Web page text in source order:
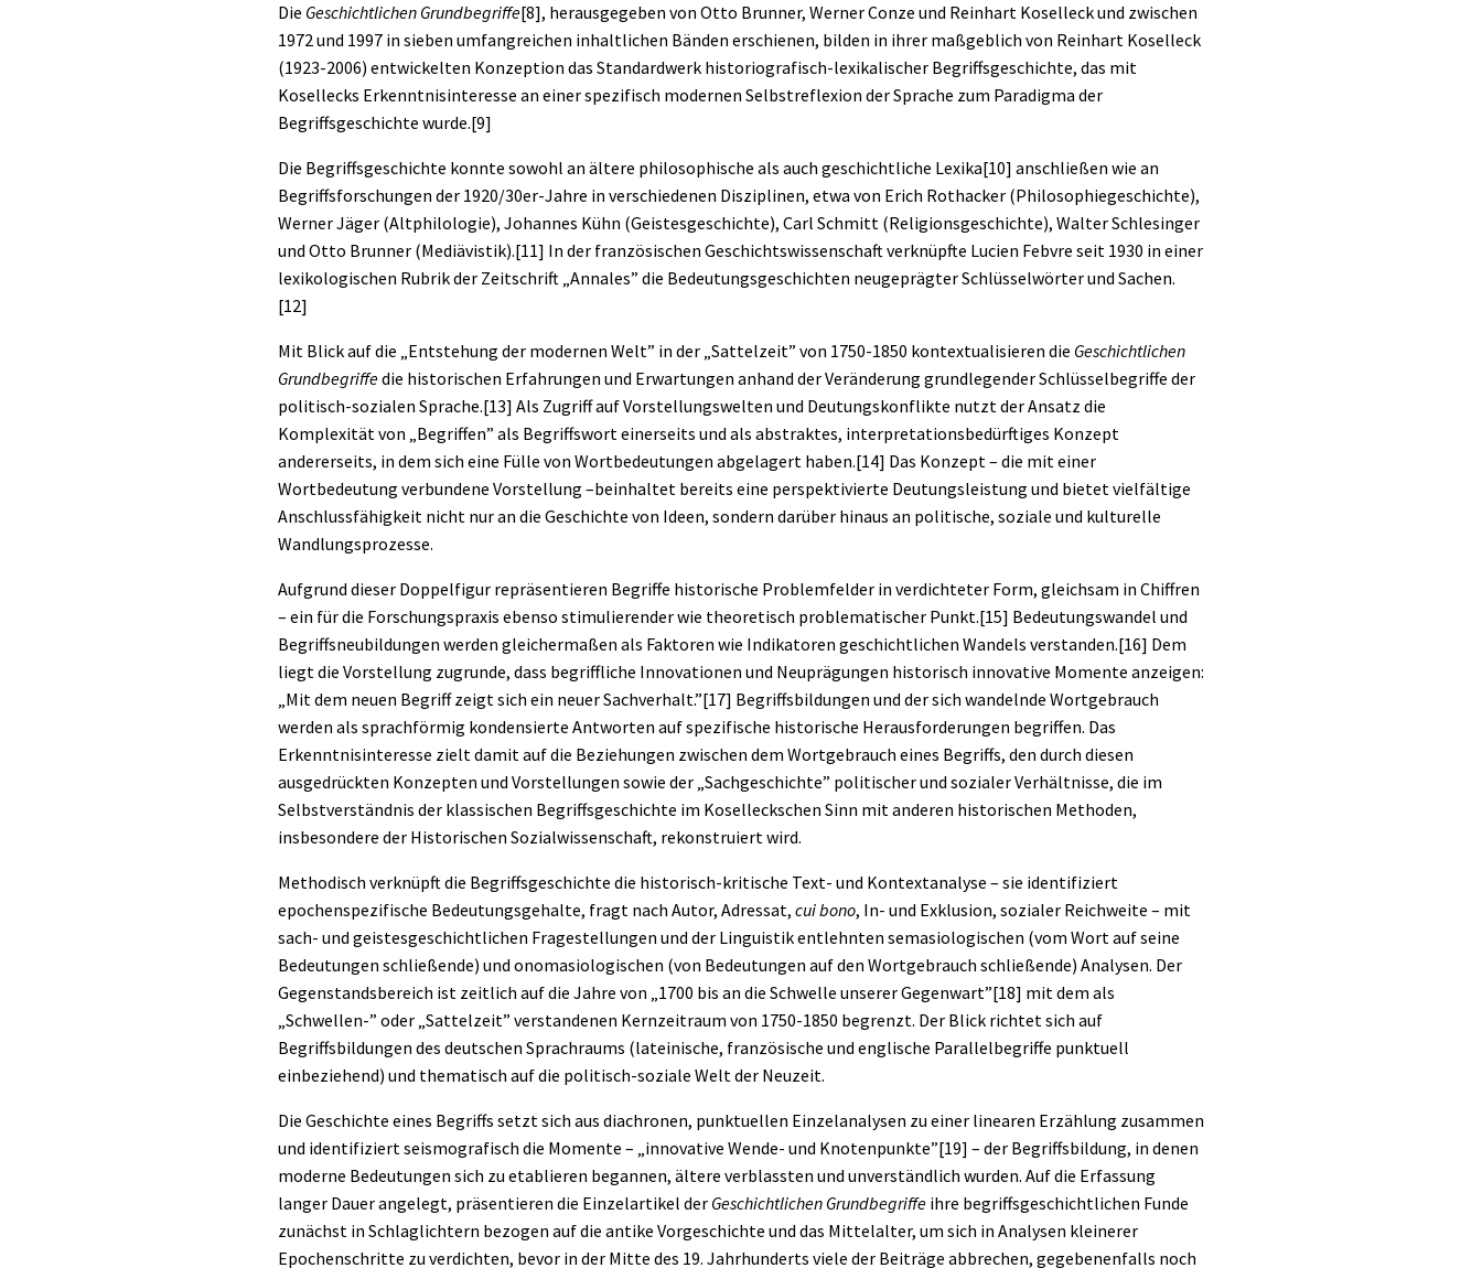
Die Geschichtlichen Grundbegriffe[8], herausgegeben von Otto Brunner, Werner Conze und Reinhart Koselleck und zwischen
1972 und 1997 in sieben umfangreichen inhaltlichen Bänden erschienen, bilden in ihrer maßgeblich von Reinhart Koselleck
(1923-2006) entwickelten Konzeption das Standardwerk historiografisch-lexikalischer Begriffsgeschichte, das mit
Kosellecks Erkenntnisinteresse an einer spezifisch modernen Selbstreflexion der Sprache zum Paradigma der
Begriffsgeschichte wurde.[9]
Die Begriffsgeschichte konnte sowohl an ältere philosophische als auch geschichtliche Lexika[10] anschließen wie an
Begriffsforschungen der 1920/30er-Jahre in verschiedenen Disziplinen, etwa von Erich Rothacker (Philosophiegeschichte),
Werner Jäger (Altphilologie), Johannes Kühn (Geistesgeschichte), Carl Schmitt (Religionsgeschichte), Walter Schlesinger
und Otto Brunner (Mediävistik).[11] In der französischen Geschichtswissenschaft verknüpfte Lucien Febvre seit 1930 in einer
lexikologischen Rubrik der Zeitschrift „Annales” die Bedeutungsgeschichten neugeprägter Schlüsselwörter und Sachen.
[12]
Mit Blick auf die „Entstehung der modernen Welt” in der „Sattelzeit” von 1750-1850 kontextualisieren die Geschichtlichen
Grundbegriffedie historischen Erfahrungen und Erwartungen anhand der Veränderung grundlegender Schlüsselbegriffe der
politisch-sozialen Sprache.[13] Als Zugriff auf Vorstellungswelten und Deutungskonflikte nutzt der Ansatz die
Komplexität von „Begriffen” als Begriffswort einerseits und als abstraktes, interpretationsbedürftiges Konzept
andererseits, in dem sich eine Fülle von Wortbedeutungen abgelagert haben.[14] Das Konzept – die mit einer
Wortbedeutung verbundene Vorstellung –beinhaltet bereits eine perspektivierte Deutungsleistung und bietet vielfältige
Anschlussfähigkeit nicht nur an die Geschichte von Ideen, sondern darüber hinaus an politische, soziale und kulturelle
Wandlungsprozesse.
Aufgrund dieser Doppelfigur repräsentieren Begriffe historische Problemfelder in verdichteter Form, gleichsam in Chiffren
– ein für die Forschungspraxis ebenso stimulierender wie theoretisch problematischer Punkt.[15] Bedeutungswandel und
Begriffsneubildungen werden gleichermaßen als Faktoren wie Indikatoren geschichtlichen Wandels verstanden.[16] Dem
liegt die Vorstellung zugrunde, dass begriffliche Innovationen und Neuprägungen historisch innovative Momente anzeigen:
„Mit dem neuen Begriff zeigt sich ein neuer Sachverhalt.”[17] Begriffsbildungen und der sich wandelnde Wortgebrauch
werden als sprachförmig kondensierte Antworten auf spezifische historische Herausforderungen begriffen. Das
Erkenntnisinteresse zielt damit auf die Beziehungen zwischen dem Wortgebrauch eines Begriffs, den durch diesen
ausgedrückten Konzepten und Vorstellungen sowie der „Sachgeschichte” politischer und sozialer Verhältnisse, die im
Selbstverständnis der klassischen Begriffsgeschichte im Koselleckschen Sinn mit anderen historischen Methoden,
insbesondere der Historischen Sozialwissenschaft, rekonstruiert wird.
Methodisch verknüpft die Begriffsgeschichte die historisch-kritische Text- und Kontextanalyse – sie identifiziert
epochenspezifische Bedeutungsgehalte, fragt nach Autor, Adressat, cui bono, In- und Exklusion, sozialer Reichweite – mit
sach- und geistesgeschichtlichen Fragestellungen und der Linguistik entlehnten semasiologischen (vom Wort auf seine
Bedeutungen schließende) und onomasiologischen (von Bedeutungen auf den Wortgebrauch schließende) Analysen. Der
Gegenstandsbereich ist zeitlich auf die Jahre von „1700 bis an die Schwelle unserer Gegenwart”[18] mit dem als
„Schwellen-” oder „Sattelzeit” verstandenen Kernzeitraum von 1750-1850 begrenzt. Der Blick richtet sich auf
Begriffsbildungen des deutschen Sprachraums (lateinische, französische und englische Parallelbegriffe punktuell
einbeziehend) und thematisch auf die politisch-soziale Welt der Neuzeit.
Die Geschichte eines Begriffs setzt sich aus diachronen, punktuellen Einzelanalysen zu einer linearen Erzählung zusammen
und identifiziert seismografisch die Momente – „innovative Wende- und Knotenpunkte”[19] – der Begriffsbildung, in denen
moderne Bedeutungen sich zu etablieren begannen, ältere verblassten und unverständlich wurden. Auf die Erfassung
langer Dauer angelegt, präsentieren die Einzelartikel der Geschichtlichen Grundbegriffe ihre begriffsgeschichtlichen Funde
zunächst in Schlaglichtern bezogen auf die antike Vorgeschichte und das Mittelalter, um sich in Analysen kleinerer
Epochenschritte zu verdichten, bevor in der Mitte des 19. Jahrhunderts viele der Beiträge abbrechen, gegebenenfalls noch